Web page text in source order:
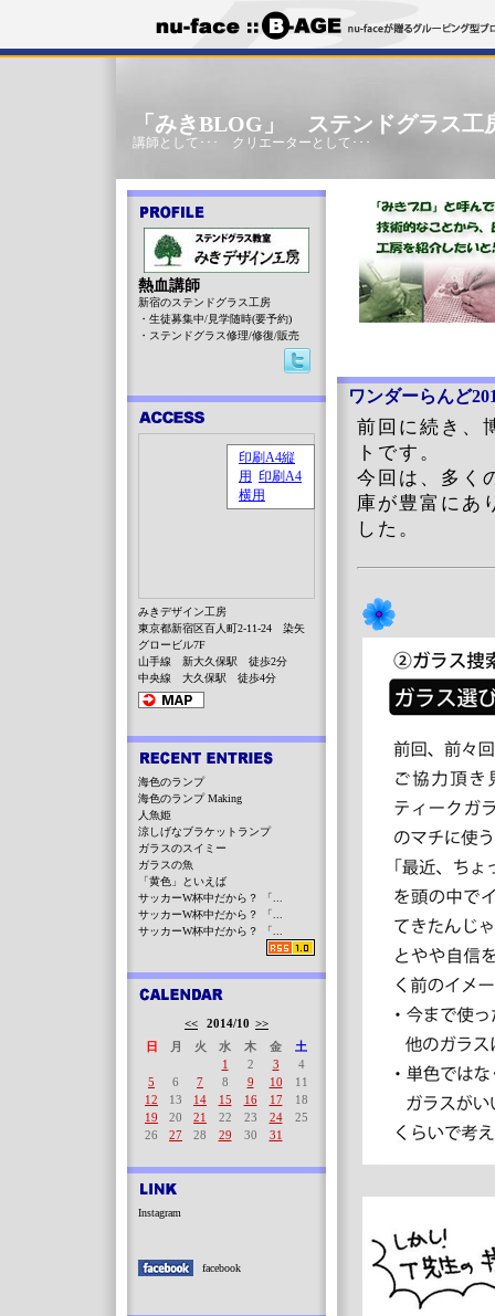
「みきBLOG」 ステンドグラス工
講師として･･･ クリエーターとして･･･
ワンダーらんど
前回に続き、
トです。
今回は、多く
庫が豊富にあ
した。
熱血講師
新宿のステンドグラス工房
・生徒募集中/見学随時(要予約)
・ステンドグラス修理/修復/販売
みきデザイン工房
東京都新宿区百人町2-11-24 染矢
グロービル7F
山手線 新大久保駅 徒歩2分
中央線 大久保駅 徒歩4分
海色のランプ
海色のランプ Making
人魚姫
涼しげなブラケットランプ
ガラスのスイミー
ガラスの魚
「黄色」といえば
サッカーW杯中だから？ 「...
サッカーW杯中だから？ 「...
サッカーW杯中だから？ 「...
<< 2014/10 >>
日
月 火 水 木 金
土
1
2 3
4
5
6 7 8 9 10
11
12
13 14 15 16 17
18
19
20 21 22 23 24
25
26
27 28 29 30 31
Instagram
facebook